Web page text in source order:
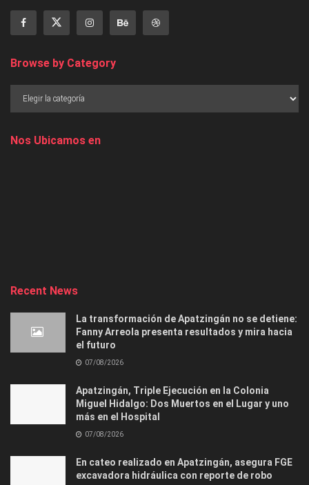
Browse by Category
Nos Ubicamos en
Recent News
La transformación de Apatzingán no se detiene:
Fanny Arreola presenta resultados y mira hacia
el futuro
07/08/2026
Apatzingán, Triple Ejecución en la Colonia
Miguel Hidalgo: Dos Muertos en el Lugar y uno
más en el Hospital
07/08/2026
En cateo realizado en Apatzingán, asegura FGE
excavadora hidráulica con reporte de robo